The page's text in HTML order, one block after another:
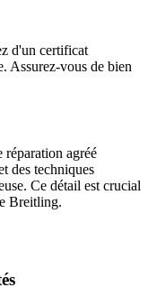
d'un certificat
Assurez-vous de bien
réparation agréé
des techniques
Ce détail est crucial
Breitling.